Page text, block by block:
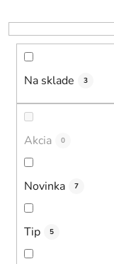
u
k
Na sklade 3
Akcia 0
Novinka 7
Tip 5